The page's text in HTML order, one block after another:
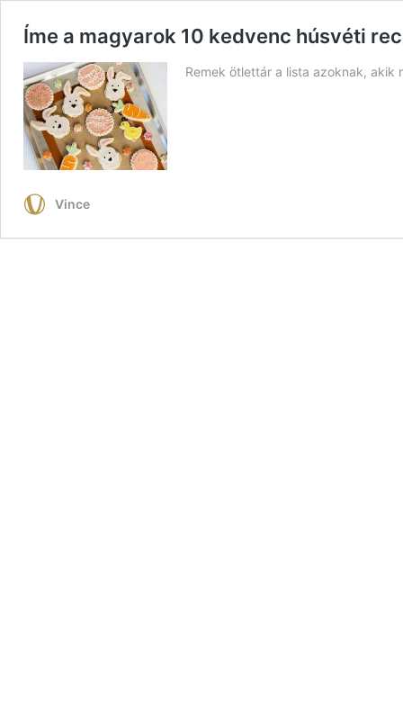
Íme a magyarok 10 kedvenc húsvéti
Remek ötlettár a lista azoknak, akik
Vince